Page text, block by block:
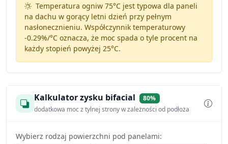
Temperatura ogniw 75°C jest typowa dla paneli
na dachu w gorący letni dzień przy pełnym
nasłonecznieniu. Współczynnik temperaturowy
-0.29%/°Coznacza, że moc spada o tyle procent na
każdy stopień powyżej 25°C.
Kalkulator zysku bifacial
80%
dodatkowa moc z tylnej strony w zależności od podłoża
Wybierz rodzaj powierzchni pod panelami: